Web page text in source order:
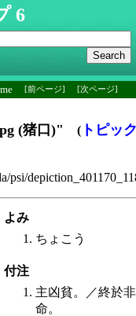
6
[次ページ]
[前ページ]
(猪口)" ( トピッ
psi/
よみ
ちょこう
付注
主凶貧。／終於非
命。